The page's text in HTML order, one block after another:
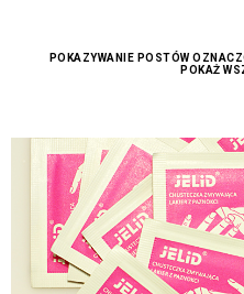
POKAZYWANIE POSTÓW
POKAŻ